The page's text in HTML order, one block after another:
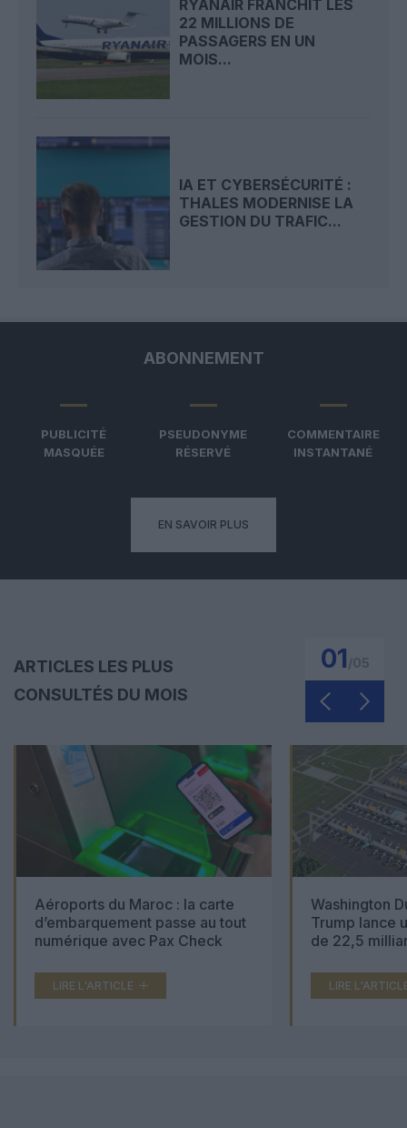
RYANAIR FRANCHIT LES
22 MILLIONS DE
PASSAGERS EN UN
MOIS...
IA ET CYBERSÉCURITÉ :
THALES MODERNISE LA
GESTION DU TRAFIC...
ABONNEMENT
PUBLICITÉ
MASQUÉE
PSEUDONYME
RÉSERVÉ
COMMENTAIRE
INSTANTANÉ
EN SAVOIR PLUS
ARTICLES LES PLUS
CONSULTÉS DU MOIS
01
Aéroports du Maroc : la carte
d’embarquement passe au tout
numérique avec Pax Check
LIRE L'ARTICLE
Washington
Trump lance
de 22,5
LIRE